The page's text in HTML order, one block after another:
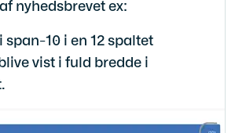
nyhedsbrevet ex:
span-10 i en 12 spaltet
vist i fuld bredde i